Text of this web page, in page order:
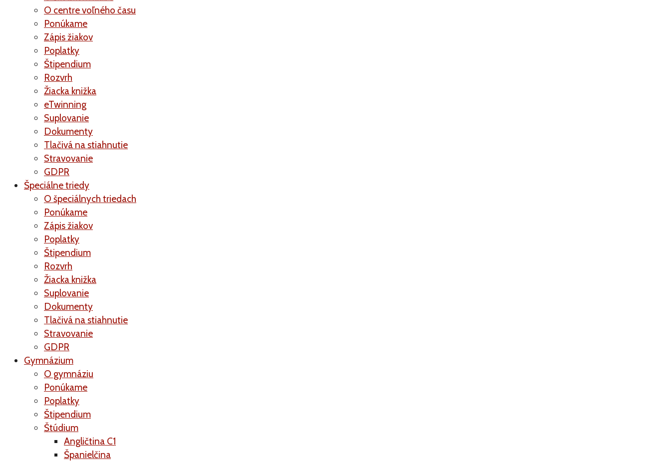
O centre voľného času
Ponúkame
Zápis žiakov
Poplatky
Štipendium
Rozvrh
Žiacka knižka
eTwinning
Suplovanie
Dokumenty
Tlačivá na stiahnutie
Stravovanie
GDPR
Špeciálne triedy
O špeciálnych triedach
Ponúkame
Zápis žiakov
Poplatky
Štipendium
Rozvrh
Žiacka knižka
Suplovanie
Dokumenty
Tlačivá na stiahnutie
Stravovanie
GDPR
Gymnázium
O gymnáziu
Ponúkame
Poplatky
Štipendium
Štúdium
Angličtina C1
Španielčina